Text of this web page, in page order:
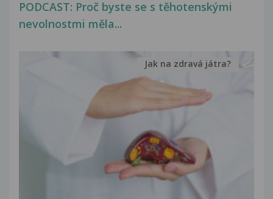
PODCAST: Proč byste se s těhotenskými
nevolnostmi měla...
Jak na zdravá játra?